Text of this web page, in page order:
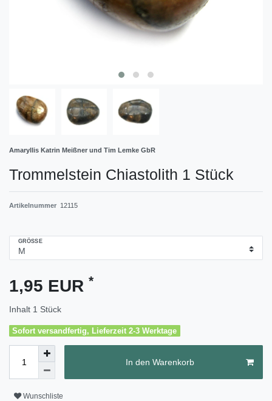
Amaryllis Katrin Meißner und Tim Lemke GbR
Trommelstein Chiastolith 1 Stück
Artikelnummer 12115
GRÖSSE
1,95 EUR *
Inhalt 1 Stück
Sofort versandfertig, Lieferzeit 2-3 Werktage
In den Warenkorb
Wunschliste